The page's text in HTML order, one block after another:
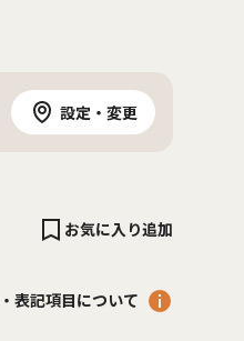
設定・変更
お気に入り追加
表記項目について